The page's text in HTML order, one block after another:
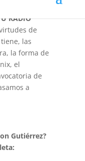
RADIO
de
las
la forma de
el
de
a
Gutiérrez?